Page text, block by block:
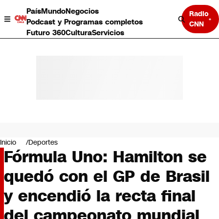
PaísMundoNegocios
Podcast y Programas completos
Futuro 360CulturaServicios
Radio
CNN
Negocios
Deportes
Programas completos
Cultura
Servicios
Bits
CNN Data
CNN tiempo
Inicio Deportes
Fórmula Uno: Hamilton se
quedó con el GP de Brasil
y encendió la recta final